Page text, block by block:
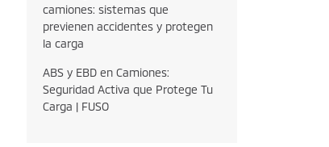
camiones: sistemas que
previenen accidentes y protegen
la carga
ABS y EBD en Camiones:
Seguridad Activa que Protege Tu
Carga | FUSO